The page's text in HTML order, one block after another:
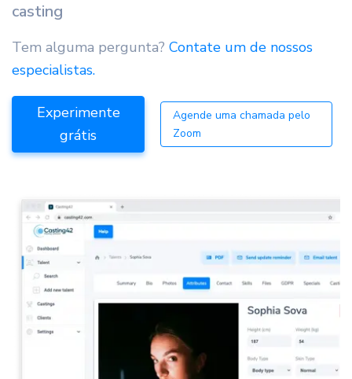
casting
Tem alguma pergunta? Contate um de nossos
especialistas.
Experimente
grátis
Agende uma chamada pelo
Zoom